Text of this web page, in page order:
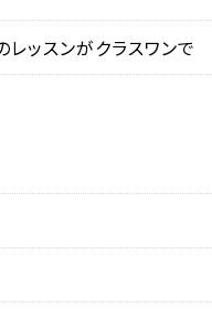
ッスンがクラスワンで